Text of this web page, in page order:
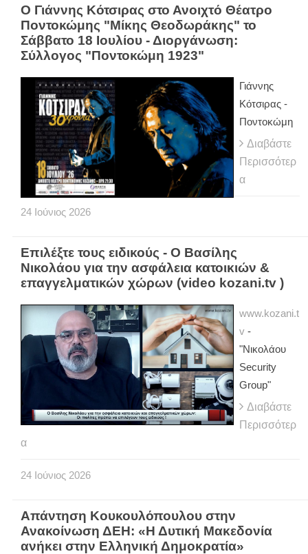
Ο Γιάννης Κότσιρας στο Ανοιχτό Θέατρο
Ποντοκώμης "Μίκης Θεοδωράκης" το
Σάββατο 18 Ιουλίου - Διοργάνωση:
Σύλλογος "Ποντοκώμη 1923"
Γιάννης
Κότσιρας -
Ποντοκώμη
Διαβάστε
Περισσότερ
α
24 Ιούνιος 2026
Επιλέξτε τους ειδικούς - Ο Βασίλης
Νικολάου για την ασφάλεια κατοικιών &
επαγγελματικών χώρων (video kozani.tv )
www.kozani.t
v -
"Νικολάου
Security
Group"
Διαβάστε
Περισσότερ
α
24 Ιούνιος 2026
Απάντηση Κουκουλόπουλου στην
Ανακοίνωση ΔΕΗ: «Η Δυτική Μακεδονία
ανήκει στην Ελληνική Δημοκρατία»